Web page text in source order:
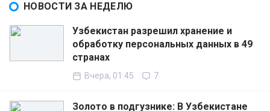
НОВОСТИ ЗА НЕДЕЛЮ
Узбекистан разрешил хранение и
обработку персональных данных в 49
странах
Вчера, 01:45 7
Золото в подгузнике: В Узбекистане